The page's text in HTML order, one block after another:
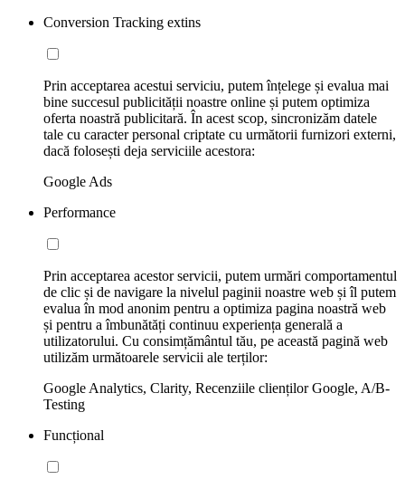
Conversion Tracking extins
Prin acceptarea acestui serviciu, putem înțelege și evalua mai
bine succesul publicității noastre online și putem optimiza
oferta noastră publicitară. În acest scop, sincronizăm datele
tale cu caracter personal criptate cu următorii furnizori externi,
dacă folosești deja serviciile acestora:
Google Ads
Performance
Prin acceptarea acestor servicii, putem urmări comportamentul
de clic și de navigare la nivelul paginii noastre web și îl putem
evalua în mod anonim pentru a optimiza pagina noastră web
și pentru a îmbunătăți continuu experiența generală a
utilizatorului. Cu consimțământul tău, pe această pagină web
utilizăm următoarele servicii ale terților:
Google Analytics, Clarity, Recenziile clienților Google, A/B-
Testing
Funcțional